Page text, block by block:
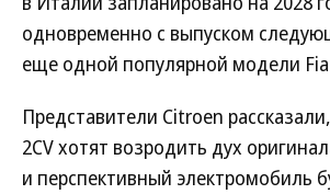
одновременно с выпуском
еще одной популярной модели
Представители Citroen
2CV хотят возродить дух
и перспективный электромобиль